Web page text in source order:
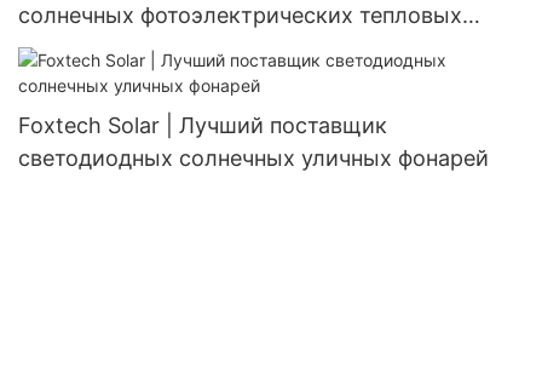
солнечных фотоэлектрических тепловых
панелей на заказ.
Foxtech Solar | Лучший поставщик
светодиодных солнечных уличных фонарей